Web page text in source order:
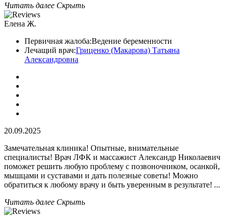
Читать далее Скрыть
Елена Ж.
Первичная жалоба:Ведение беременности
Лечащий врач:Гриценко (Макарова) Татьяна
Александровна
20.09.2025
Замечательная клиника! Опытные, внимательные
специалисты! Врач ЛФК и массажист Александр Николаевич
поможет решить любую проблему с позвоночником, осанкой,
мышцами и суставами и дать полезные советы! Можно
обратиться к любому врачу и быть уверенным в результате! ...
Читать далее Скрыть